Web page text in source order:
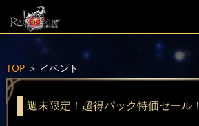
TOP＞ イベント
週末限定！超得パック特価セール！